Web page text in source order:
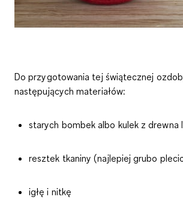
Do przygotowania tej świątecznej
następujących materiałów:
starych bombek albo kulek z drewna
resztek tkaniny (najlepiej grubo
igłę i nitkę